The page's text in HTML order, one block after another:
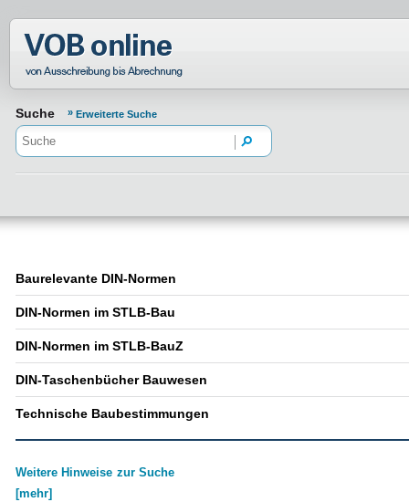
Normenportal Barrierefreiheit
Suche Erweiterte Suche
Baurelevante DIN-Normen
DIN-Normen im STLB-Bau
DIN-Normen im STLB-BauZ
DIN-Taschenbücher Bauwesen
Technische Baubestimmungen
Weitere Hinweise zur Suche
[mehr]